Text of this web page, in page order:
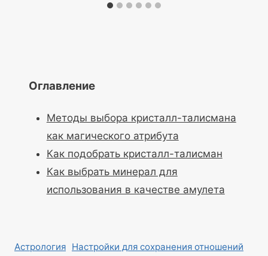
Оглавление
Методы выбора кристалл-талисмана
как магического атрибута
Как подобрать кристалл-талисман
Как выбрать минерал для
использования в качестве амулета
Астрология Настройки для сохранения отношений